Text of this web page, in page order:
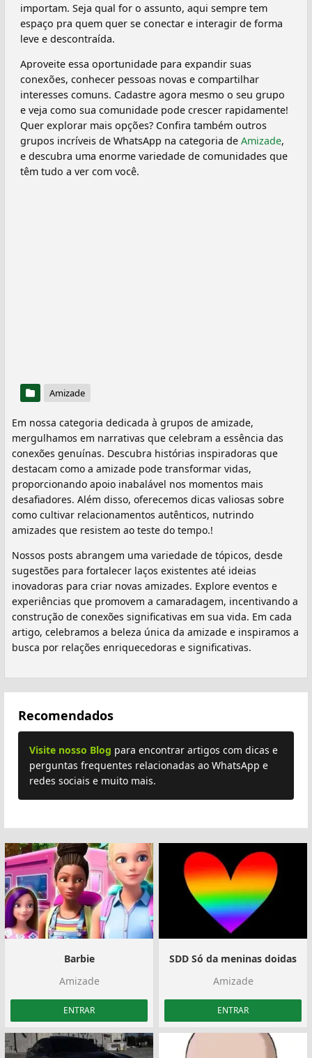
importam. Seja qual for o assunto, aqui sempre tem
espaço pra quem quer se conectar e interagir de forma
leve e descontraída.
Aproveite essa oportunidade para expandir suas
conexões, conhecer pessoas novas e compartilhar
interesses comuns. Cadastre agora mesmo o seu grupo
e veja como sua comunidade pode crescer rapidamente!
Quer explorar mais opções? Confira também outros
grupos incríveis de WhatsApp na categoria de Amizade,
e descubra uma enorme variedade de comunidades que
têm tudo a ver com você.
Amizade
Em nossa categoria dedicada à grupos de amizade,
mergulhamos em narrativas que celebram a essência das
conexões genuínas. Descubra histórias inspiradoras que
destacam como a amizade pode transformar vidas,
proporcionando apoio inabalável nos momentos mais
desafiadores. Além disso, oferecemos dicas valiosas sobre
como cultivar relacionamentos autênticos, nutrindo
amizades que resistem ao teste do tempo.!
Nossos posts abrangem uma variedade de tópicos, desde
sugestões para fortalecer laços existentes até ideias
inovadoras para criar novas amizades. Explore eventos e
experiências que promovem a camaradagem, incentivando a
construção de conexões significativas em sua vida. Em cada
artigo, celebramos a beleza única da amizade e inspiramos a
busca por relações enriquecedoras e significativas.
Recomendados
Visite nosso Blog para encontrar artigos com dicas e
perguntas frequentes relacionadas ao WhatsApp e
redes sociais e muito mais.
Barbie
Amizade
ENTRAR
SDD Só da meninas doidas
Amizade
ENTRAR